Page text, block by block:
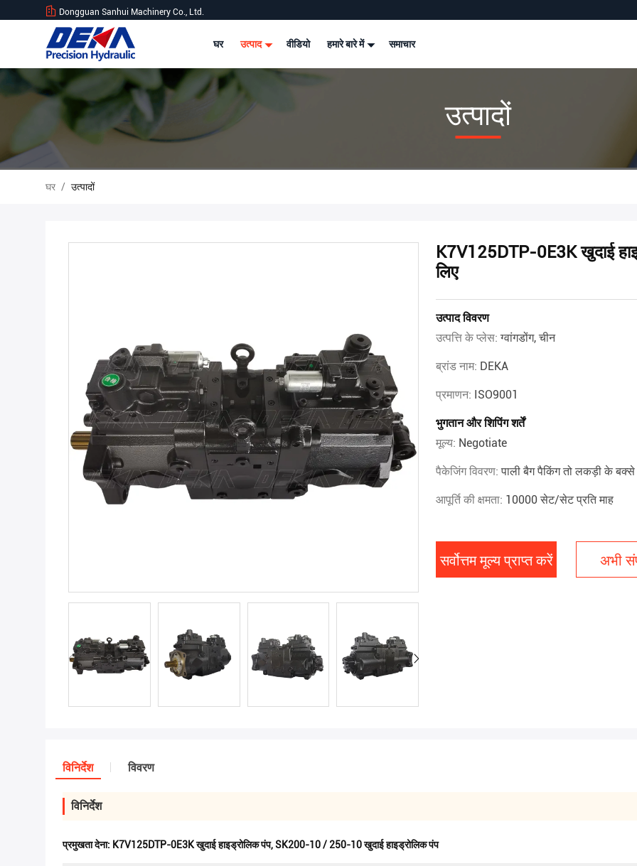
Dongguan Sanhui Machinery Co., Ltd.
घर उत्पाद वीडियो हमारे बारे में समाचार
उत्पादों
घर / उत्पादों
K7V125DTP-0E3K खुदाई
लिए
उत्पाद विवरण
उत्पत्ति के प्लेस:ग्वांगडोंग, चीन
ब्रांड नाम: DEKA
प्रमाणन: ISO9001
भुगतान और शिपिंग शर्तें
मूल्य: Negotiate
पैकेजिंग विवरण:पाली बैग पैकिंग तो लकड़ी के बक्से
आपूर्ति की क्षमता: 10000 सेट/सेट प्रति माह
सर्वोत्तम मूल्य प्राप्त करें अभी
विनिर्देश विवरण
विनिर्देश
प्रमुखता देना: K7V125DTP-0E3K खुदाई हाइड्रोलिक पंप,SK200-10 / 250-10 खुदाई हाइड्रोलिक पंप